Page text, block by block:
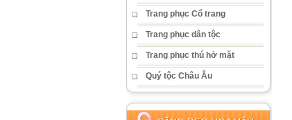
Trang phục Cổ trang
Trang phục dân tộc
Trang phục thú hở mặt
Quý tộc Châu Âu